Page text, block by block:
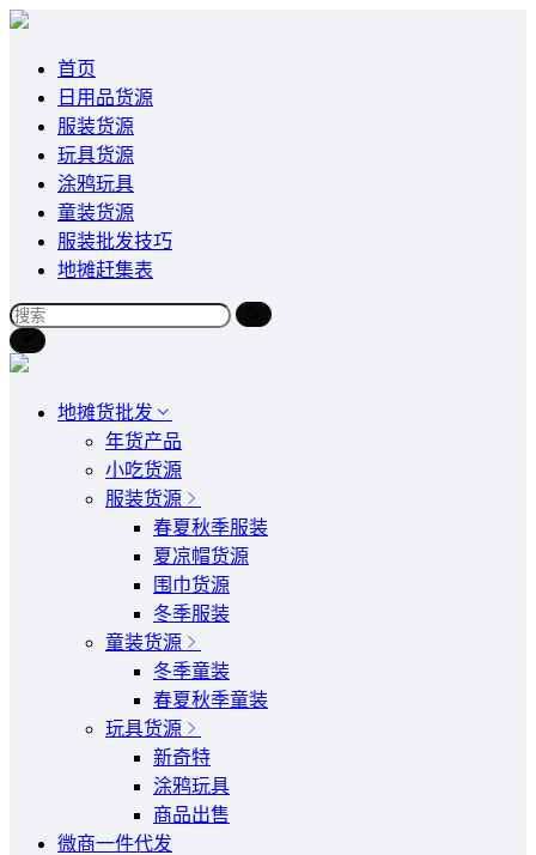
首页
日用品货源
服装货源
玩具货源
涂鸦玩具
童装货源
服装批发技巧
地摊赶集表
地摊货批发
年货产品
小吃货源
服装货源
春夏秋季服装
夏凉帽货源
围巾货源
冬季服装
童装货源
冬季童装
春夏秋季童装
玩具货源
新奇特
涂鸦玩具
商品出售
微商一件代发